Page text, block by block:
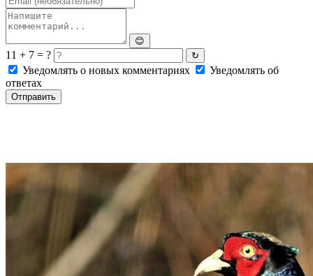
😊
11 + 7 = ? ↻
Уведомлять о новых комментариях
Уведомлять об
ответах
Отправить